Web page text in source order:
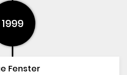
1999
Fenster